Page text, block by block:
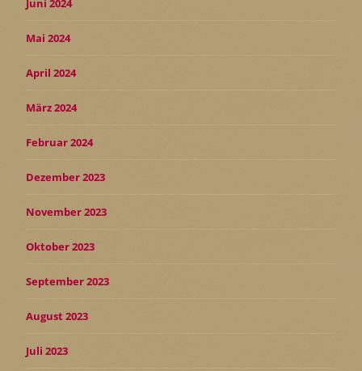
Juni 2024
Mai 2024
April 2024
März 2024
Februar 2024
Dezember 2023
November 2023
Oktober 2023
September 2023
August 2023
Juli 2023